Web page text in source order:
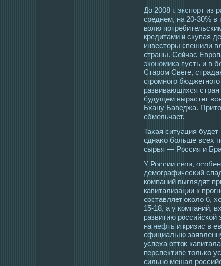
До 2008 г. экспорт из
среднем, на 20-30%
волю
кредитами и скупая
инвесторы спешили
страны. Сейчас
экономика пусть и в
Старом Свете,
огромного
развивающихся
будущем вырастет
Бхану Баведжа.
обмельчает.
Таκая ситуация
οднаκо больше всех
сырья — Рοссия и
У России свои,
демографический
компаний выглядят
капитализации к
составляет около 6,
15-18, а у компаний,
развитию российской
на нефть и кризис в
официально
успеха отток
перспективе только
сильно мешал